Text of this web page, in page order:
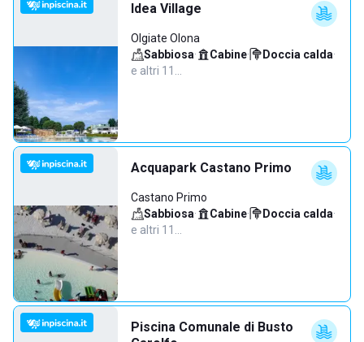
Idea Village
Olgiate Olona
Sabbiosa· Cabine· Doccia calda·
e altri 11…
Acquapark Castano Primo
Castano Primo
Sabbiosa· Cabine· Doccia calda·
e altri 11…
Piscina Comunale di Busto